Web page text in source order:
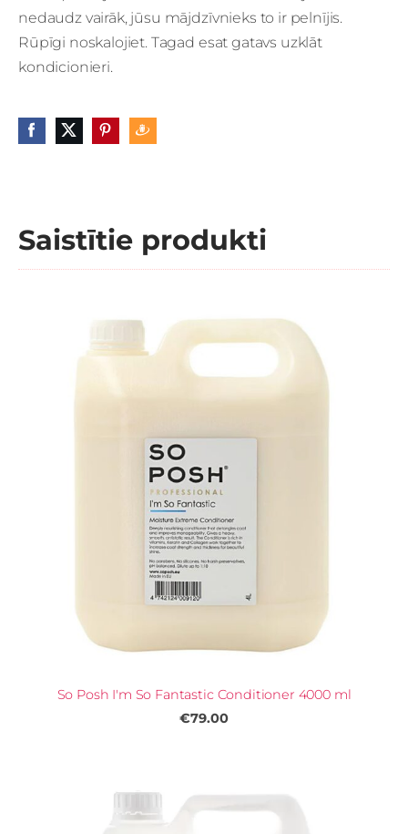
nedaudz vairāk, jūsu mājdzīvnieks to ir pelnījis.
Rūpīgi noskalojiet. Tagad esat gatavs uzklāt
kondicionieri.
Saistītie produkti
So Posh I'm So Fantastic Conditioner 4000 ml
€79.00